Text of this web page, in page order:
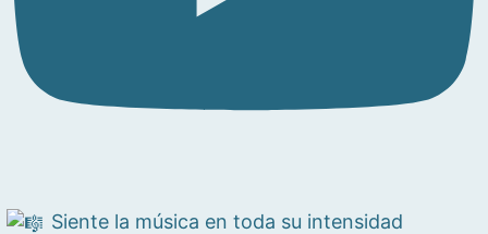
Siente la música en toda su intensidad